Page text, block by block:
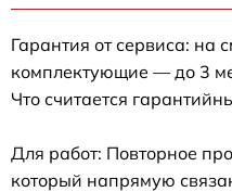
Гарантия от сервиса: на
комплектующие — до 3
Что считается
Для работ: Повторное
который напрямую